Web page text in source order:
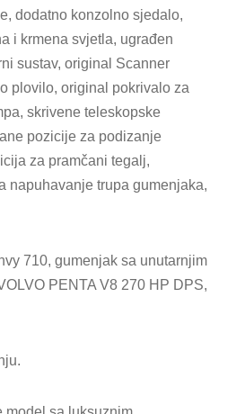
dodatno konzolno sjedalo,
i krmena svjetla, ugrađen
sustav, original Scanner
plovilo, original pokrivalo za
skrivene teleskopske
pozicije za podizanje
za pramčani tegalj,
napuhavanje trupa gumenjaka,
710, gumenjak sa unutarnjim
PENTA V8 270 HP DPS,